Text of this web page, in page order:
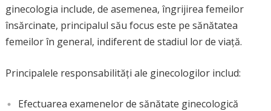
ginecologia include, de asemenea, îngrijirea femeilor
însărcinate, principalul său focus este pe sănătatea
femeilor în general, indiferent de stadiul lor de viață.
Principalele responsabilități ale ginecologilor includ:
Efectuarea examenelor de sănătate ginecologică